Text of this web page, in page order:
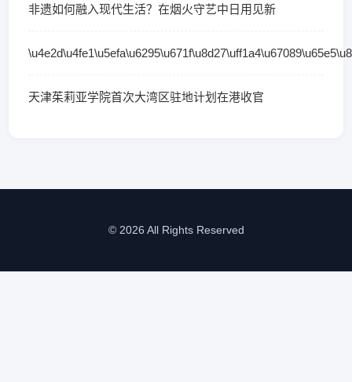
非遗如何融入现代生活？在烟火守艺中日用见新
天津茱莉亚学院首次大湾区驻地计划在港收官
© 2026 All Rights Reserved